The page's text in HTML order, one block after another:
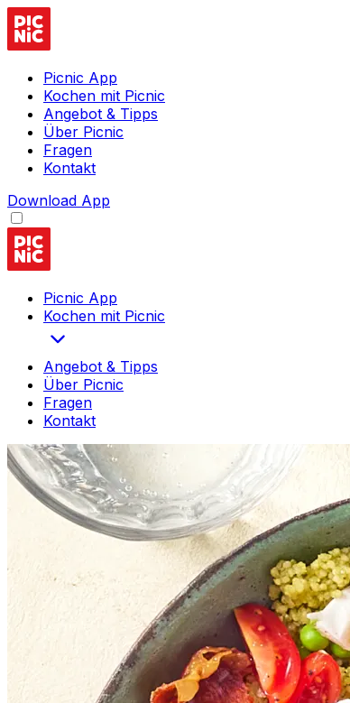
Picnic App
Kochen mit Picnic
Angebot & Tipps
Über Picnic
Fragen
Kontakt
Download App
Picnic App
Kochen mit Picnic
Angebot & Tipps
Über Picnic
Fragen
Kontakt